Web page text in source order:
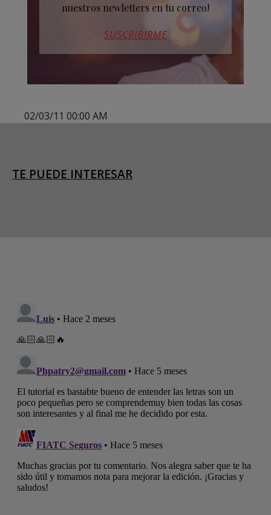
nuestros newletters en tu correo!
SUSCRIBIRME
02/03/11 00:00 AM
TE PUEDE INTERESAR